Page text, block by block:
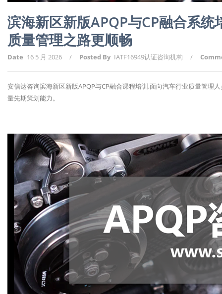
滨海新区新版APQP与CP融合系
质量管理之路更顺畅
Date 16 5 月 2026 / Posted By IATF16949认证咨询机构 /
安信达咨询滨海新区新版APQP与CP融合课程培训,面向汽车行业质量管理
量先期策划能力。